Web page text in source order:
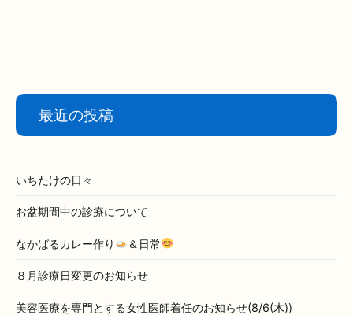
最近の投稿
いちたけの日々
お盆期間中の診療について
なかばるカレー作り ＆日常
８月診療日変更のお知らせ
美容医療を専門とする女性医師着任のお知らせ(8/6(木))